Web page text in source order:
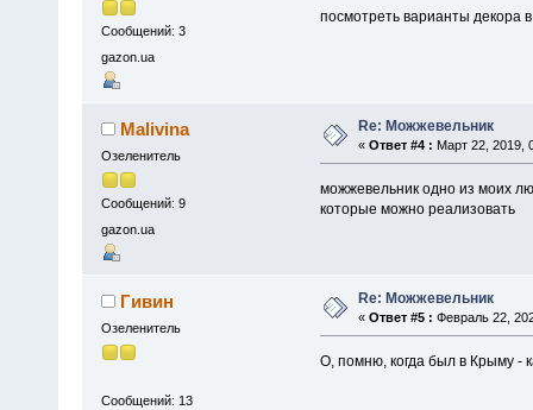
Сообщений: 3
gazon.ua
посмотреть варианты декора
Malivina
Озеленитель
Сообщений: 9
gazon.ua
Re: Можжевельник
« Ответ #4 : Март 22, 2019,
можжевельник одно из моих
которые можно реализовать
Гивин
Озеленитель
Сообщений: 13
Re: Можжевельник
« Ответ #5 : Февраль 22,
О, помню, когда был в Крыму -